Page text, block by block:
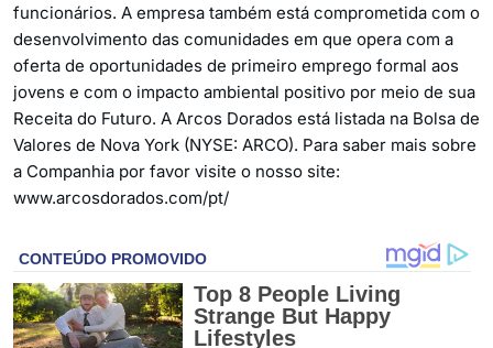
funcionários. A empresa também está comprometida com o
desenvolvimento das comunidades em que opera com a
oferta de oportunidades de primeiro emprego formal aos
jovens e com o impacto ambiental positivo por meio de sua
Receita do Futuro. A Arcos Dorados está listada na Bolsa de
Valores de Nova York (NYSE: ARCO). Para saber mais sobre
a Companhia por favor visite o nosso site:
www.arcosdorados.com/pt/